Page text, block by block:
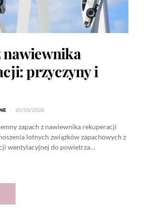
nawiewnika
przyczyny i
20/05/2026
zapach z nawiewnika rekuperacji
lotnych związków zapachowych z
wentylacyjnej do powietrza…